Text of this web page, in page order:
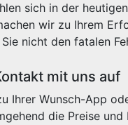
sich in der
wir zu Ihrem
nicht den fatalen
mit uns auf
Ihrer Wunsch-App
die Preise und